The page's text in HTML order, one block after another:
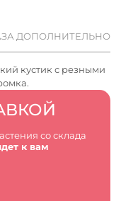
со склада
к вам
ДОПОЛНИТЕЛЬНО
кустик с резными